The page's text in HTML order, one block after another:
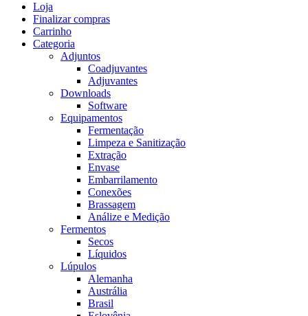
Loja
Finalizar compras
Carrinho
Categoria
Adjuntos
Coadjuvantes
Adjuvantes
Downloads
Software
Equipamentos
Fermentação
Limpeza e Sanitização
Extração
Envase
Embarrilamento
Conexões
Brassagem
Análize e Medição
Fermentos
Secos
Líquidos
Lúpulos
Alemanha
Austrália
Brasil